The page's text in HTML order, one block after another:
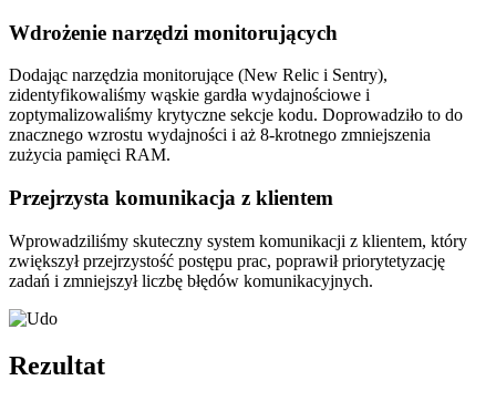
Wdrożenie narzędzi monitorujących
Dodając narzędzia monitorujące (New Relic i Sentry),
zidentyfikowaliśmy wąskie gardła wydajnościowe i
zoptymalizowaliśmy krytyczne sekcje kodu. Doprowadziło to do
znacznego wzrostu wydajności i aż 8-krotnego zmniejszenia
zużycia pamięci RAM.
Przejrzysta komunikacja z klientem
Wprowadziliśmy skuteczny system komunikacji z klientem, który
zwiększył przejrzystość postępu prac, poprawił priorytetyzację
zadań i zmniejszył liczbę błędów komunikacyjnych.
Rezultat